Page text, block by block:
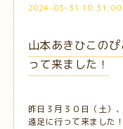
2024-03-31 10:31:00
山本あきひこの
って来ました！
昨日３月３０日（土）
遠足に行って来ました！